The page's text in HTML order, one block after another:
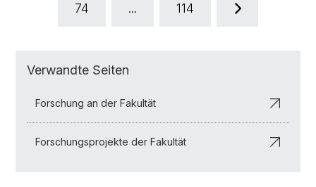
74 ... 114
Verwandte Seiten
Forschung an der Fakultät
Forschungsprojekte der Fakultät